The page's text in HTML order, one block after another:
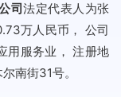
司法定代表人为张
万人民币， 公司
用服务业， 注册地
南街31号。